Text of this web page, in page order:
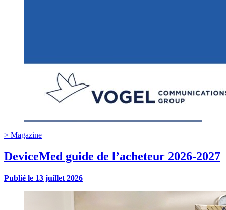
> Magazine
DeviceMed guide de l’acheteur 2026-2027
Publié le 13 juillet 2026